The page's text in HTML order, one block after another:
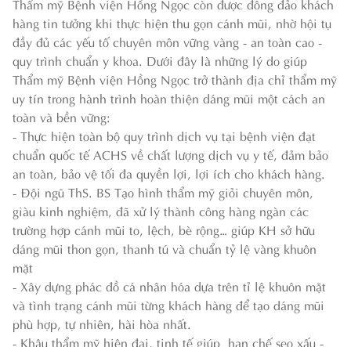
hàng tin tưởng khi thực hiện thu gọn cánh mũi, nhờ hội tụ
đầy đủ các yếu tố chuyên môn vững vàng - an toàn cao -
quy trình chuẩn y khoa. Dưới đây là những lý do giúp
Thẩm mỹ Bệnh viện Hồng Ngọc trở thành địa chỉ thẩm mỹ
uy tín trong hành trình hoàn thiện dáng mũi một cách an
toàn và bền vững:
- Thực hiện toàn bộ quy trình dịch vụ tại bệnh viện đạt
chuẩn quốc tế ACHS về chất lượng dịch vụ y tế, đảm bảo
an toàn, bảo vệ tối đa quyền lợi, lợi ích cho khách hàng.
- Đội ngũ ThS. BS Tạo hình thẩm mỹ giỏi chuyên môn,
giàu kinh nghiệm, đã xử lý thành công hàng ngàn các
trường hợp cánh mũi to, lệch, bè rộng… giúp KH sở hữu
dáng mũi thon gọn, thanh tú và chuẩn tỷ lệ vàng khuôn
mặt
- Xây dựng phác đồ cá nhân hóa dựa trên tỉ lệ khuôn mặt
và tình trạng cánh mũi từng khách hàng để tạo dáng mũi
phù hợp, tự nhiên, hài hòa nhất.
- Khâu thẩm mỹ hiện đại, tinh tế giúp hạn chế sẹo xấu -